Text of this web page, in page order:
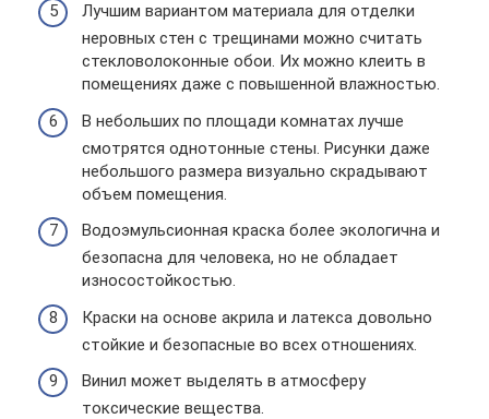
Лучшим вариантом материала для отделки
неровных стен с трещинами можно считать
стекловолоконные обои. Их можно клеить в
помещениях даже с повышенной влажностью.
В небольших по площади комнатах лучше
смотрятся однотонные стены. Рисунки даже
небольшого размера визуально скрадывают
объем помещения.
Водоэмульсионная краска более экологична и
безопасна для человека, но не обладает
износостойкостью.
Краски на основе акрила и латекса довольно
стойкие и безопасные во всех отношениях.
Винил может выделять в атмосферу
токсические вещества.